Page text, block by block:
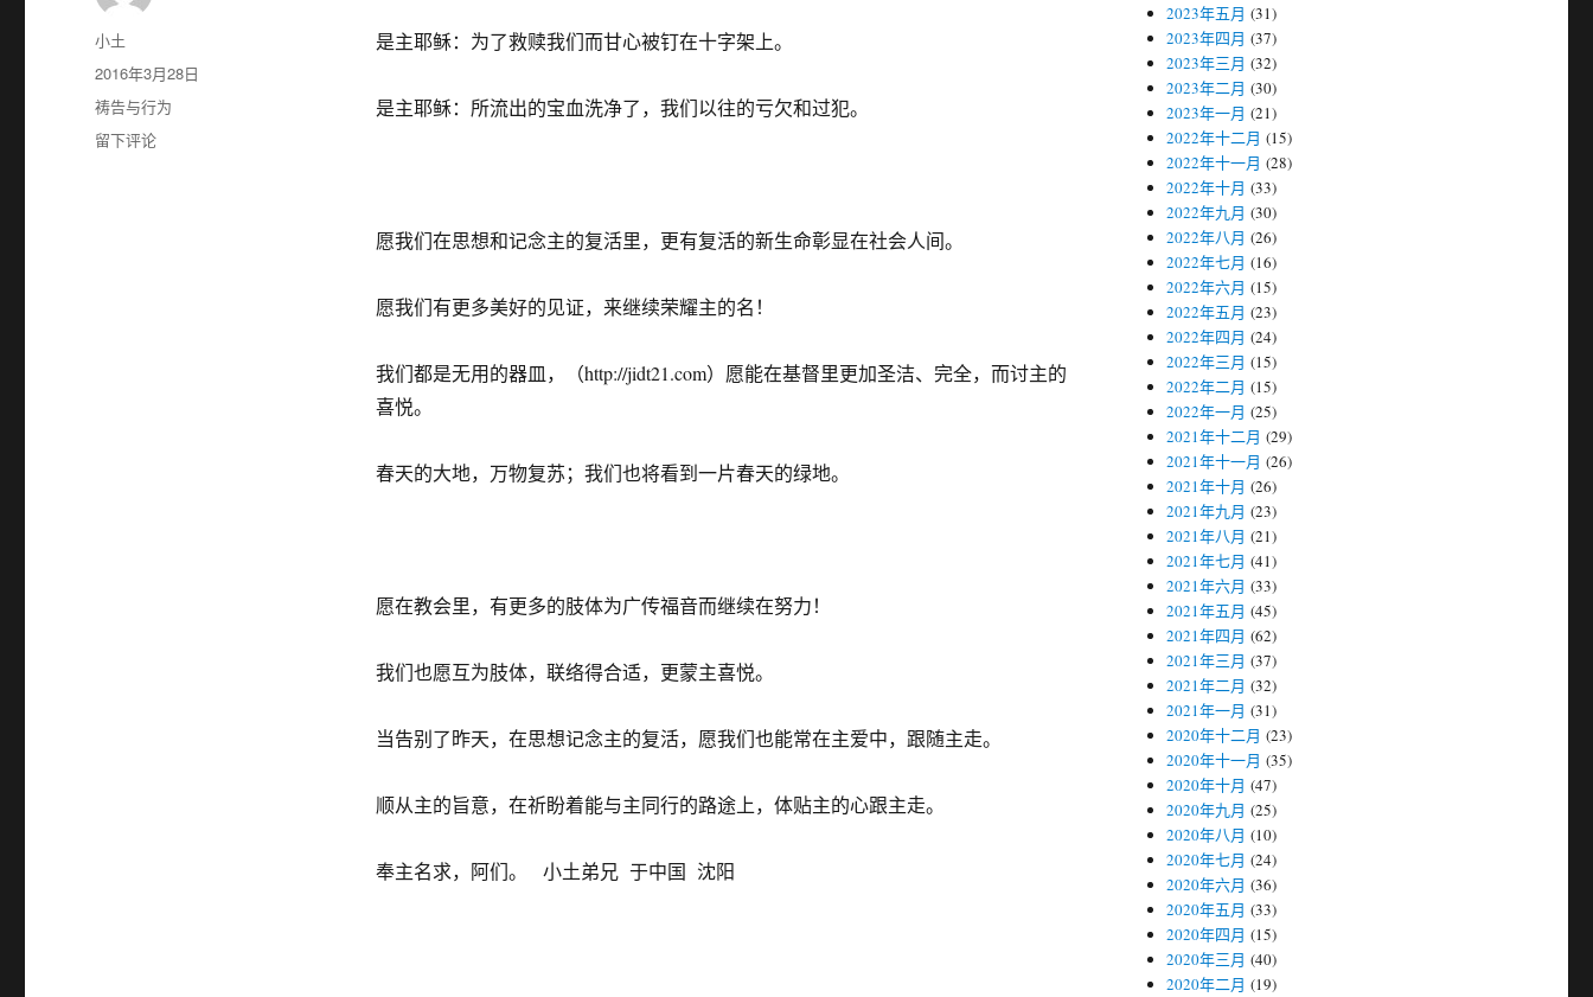
是主耶稣：为了救赎我们而甘心被钉在十字架上。
是主耶稣：所流出的宝血洗净了，我们以往的亏欠和过犯。
愿我们在思想和记念主的复活里，更有复活的新生命彰显在社会人间。
愿我们有更多美好的见证，来继续荣耀主的名！
我们都是无用的器皿，（http://jidt21.com）愿能在基督里更加圣洁、完全，而讨主的
喜悦。
春天的大地，万物复苏；我们也将看到一片春天的绿地。
愿在教会里，有更多的肢体为广传福音而继续在努力！
我们也愿互为肢体，联络得合适，更蒙主喜悦。
当告别了昨天，在思想记念主的复活，愿我们也能常在主爱中，跟随主走。
顺从主的旨意，在祈盼着能与主同行的路途上，体贴主的心跟主走。
奉主名求，阿们。 小土弟兄 于中国 沈阳
作
者
小土
发
布
于
2016年3月28日
分
类
祷告与行为
于
留下评论
2023年五月 (31)
2023年四月 (37)
2023年三月 (32)
2023年二月 (30)
2023年一月 (21)
2022年十二月 (15)
2022年十一月 (28)
2022年十月 (33)
2022年九月 (30)
2022年八月 (26)
2022年七月 (16)
2022年六月 (15)
2022年五月 (23)
2022年四月 (24)
2022年三月 (15)
2022年二月 (15)
2022年一月 (25)
2021年十二月 (29)
2021年十一月 (26)
2021年十月 (26)
2021年九月 (23)
2021年八月 (21)
2021年七月 (41)
2021年六月 (33)
2021年五月 (45)
2021年四月 (62)
2021年三月 (37)
2021年二月 (32)
2021年一月 (31)
2020年十二月 (23)
2020年十一月 (35)
2020年十月 (47)
2020年九月 (25)
2020年八月 (10)
2020年七月 (24)
2020年六月 (36)
2020年五月 (33)
2020年四月 (15)
2020年三月 (40)
2020年二月 (19)